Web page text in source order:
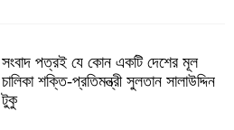
সংবাদ পত্রই যে কোন একটি দেশের মূল
চালিকা শক্তি-প্রতিমন্ত্রী সুলতান সালাউদ্দিন
টুকু